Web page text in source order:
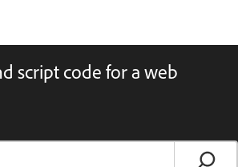
script code for a web